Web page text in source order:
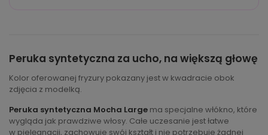
Peruka syntetyczna za ucho, na większą głowę
Kolor oferowanej fryzury pokazany jest w kwadracie obok
zdjęcia z modelką.
Peruka syntetyczna Mocha Large ma specjalne włókno, które
wygląda jak prawdziwe włosy. Całe uczesanie jest łatwe
w pielęgnacji, zachowuje swój kształt i nie potrzebuje żadnej